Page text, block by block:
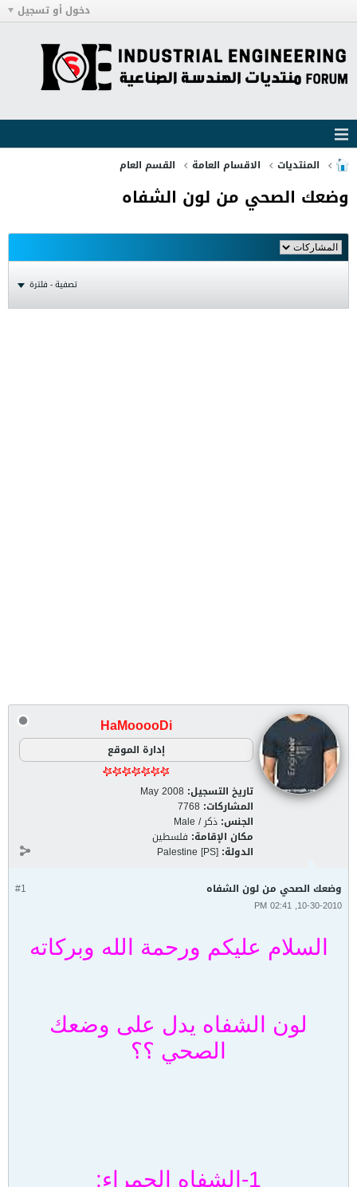
دخول أو تسجيل
المنتديات الاقسام العامة القسم العام
وضعك الصحي من لون الشفاه
تصفية - فلترة
HaMooooDi
إدارة الموقع
تاريخ التسجيل: May 2008
المشاركات: 7768
الجنس: ذكر / Male
مكان الإقامة: فلسطين
الدولة: Palestine [PS]
#1 وضعك الصحي من لون الشفاه
10-30-2010, 02:41 PM
السلام عليكم ورحمة الله وبركاته
لون الشفاه يدل على وضعك
الصحي ؟؟
1-الشفاه الحمراء: